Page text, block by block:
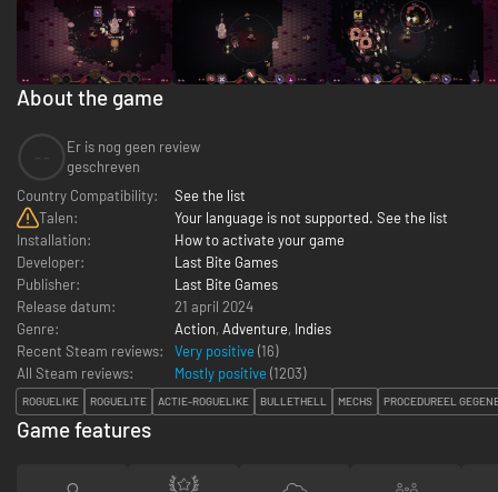
About the game
Er is nog geen review
geschreven
Country Compatibility:
See the list
Talen:
Your language is not supported. See the list
Installation:
How to activate your game
Developer:
Last Bite Games
Publisher:
Last Bite Games
Release datum:
21 april 2024
Genre:
Action, Adventure, Indies
Recent Steam reviews:
Very positive (16)
All Steam reviews:
Mostly positive (1203)
ROGUELIKE ROGUELITE ACTIE-ROGUELIKE BULLETHELL MECHS PROCEDUREEL
Game features